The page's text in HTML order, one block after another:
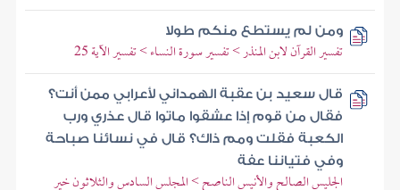
ومن لم يستطع منكم طولا
تفسير القرآن لابن المنذر > تفسير سورة النساء > تفسير الآية 25
قال سعيد بن عقبة الهمداني لأعرابي ممن أنت؟
فقال من قوم إذا عشقوا ماتوا قال عذري ورب
الكعبة فقلت ومم ذاك؟ قال في نسائنا صباحة
وفي فتياننا عفة
الجليس الصالح والأنيس الناصح > المجلس السادس والثلاثون خير